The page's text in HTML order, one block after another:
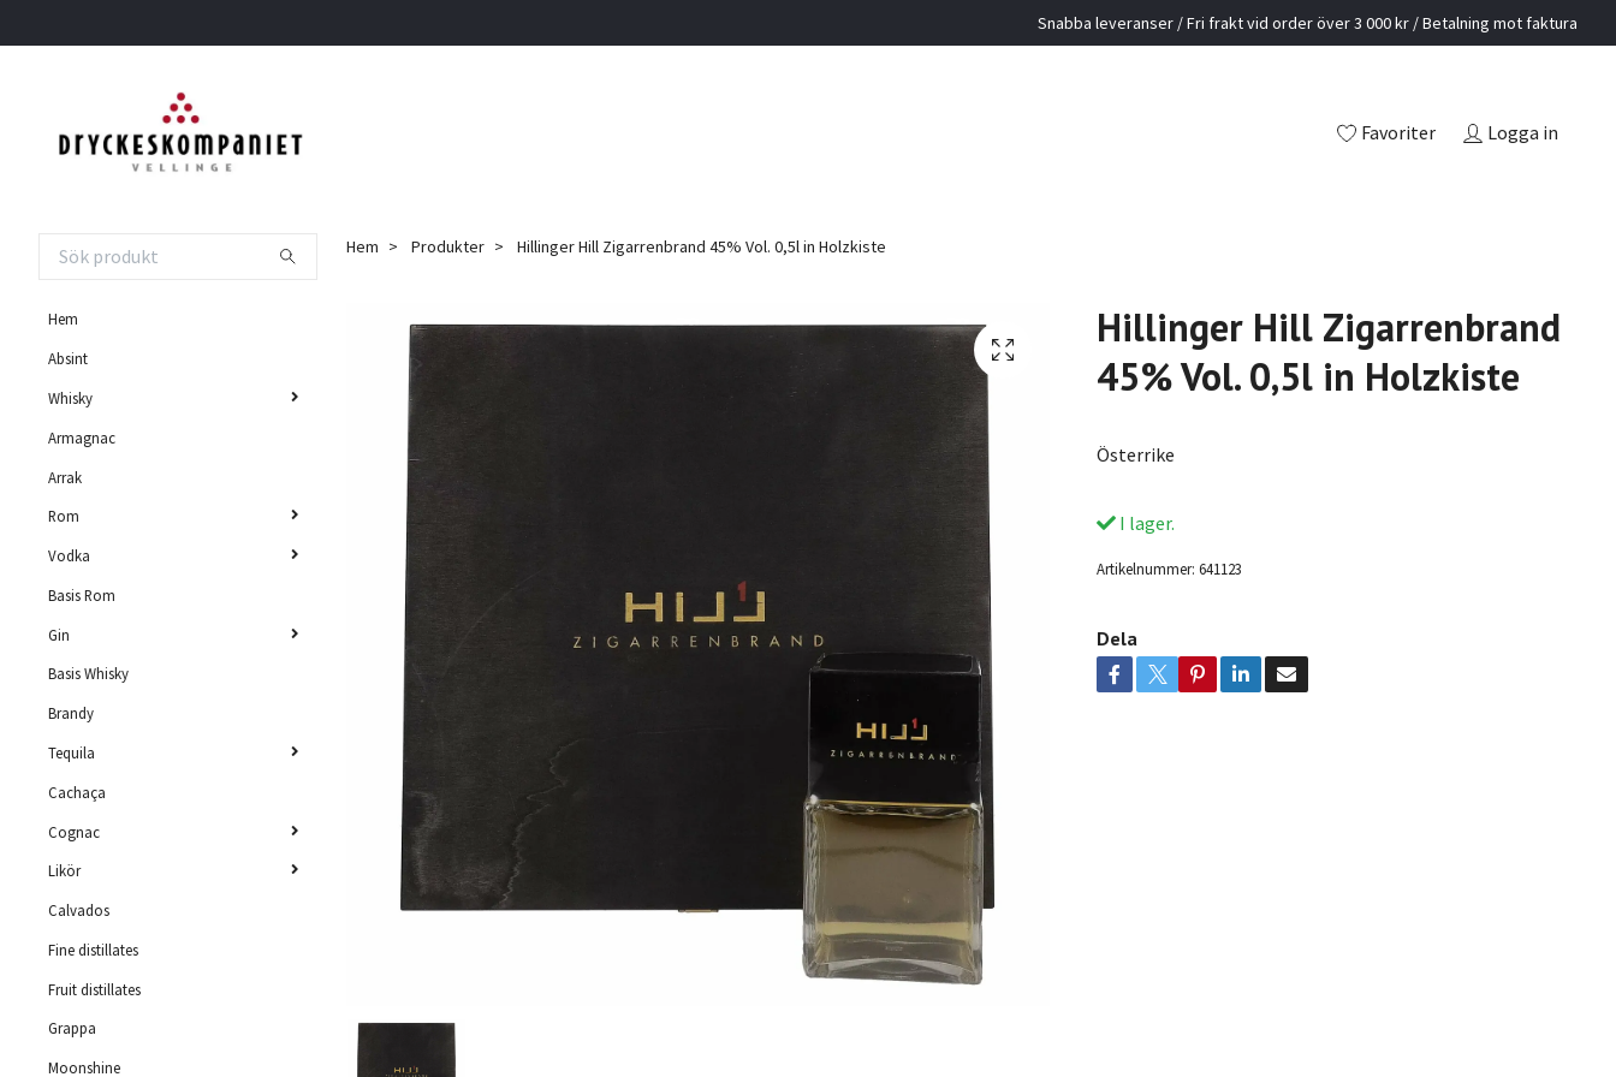
Snabba leveranser / Fri frakt vid order över 3 000 kr / Betalning mot faktura
Favoriter Logga in
Hem
Absint
Whisky
Armagnac
Arrak
Rom
Vodka
Basis Rom
Gin
Basis Whisky
Brandy
Tequila
Cachaça
Cognac
Likör
Calvados
Fine distillates
Fruit distillates
Grappa
Moonshine
Hem Produkter Hillinger Hill Zigarrenbrand 45% Vol. 0,5l in Holzkiste
Hillinger Hill Zigarrenbrand
45% Vol. 0,5l in Holzkiste
Österrike
I lager.
Artikelnummer: 641123
Dela